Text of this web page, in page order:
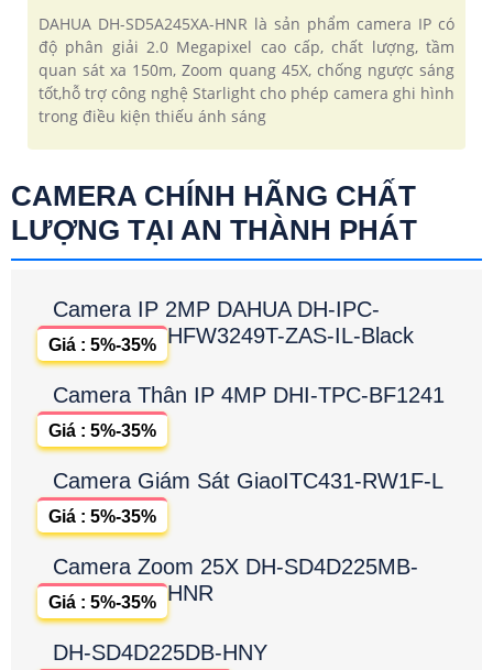
DAHUA DH-SD5A245XA-HNR là sản phẩm camera IP có
độ phân giải 2.0 Megapixel cao cấp, chất lượng, tầm
quan sát xa 150m, Zoom quang 45X, chống ngược sáng
tốt,hỗ trợ công nghệ Starlight cho phép camera ghi hình
trong điều kiện thiếu ánh sáng
CAMERA CHÍNH HÃNG CHẤT
LƯỢNG TẠI AN THÀNH PHÁT
Camera IP 2MP DAHUA DH-IPC-
HFW3249T-ZAS-IL-Black
Giá : 5%-35%
Camera Thân IP 4MP DHI-TPC-BF1241
Giá : 5%-35%
Camera Giám Sát GiaoITC431-RW1F-L
Giá : 5%-35%
Camera Zoom 25X DH-SD4D225MB-
HNR
Giá : 5%-35%
DH-SD4D225DB-HNY